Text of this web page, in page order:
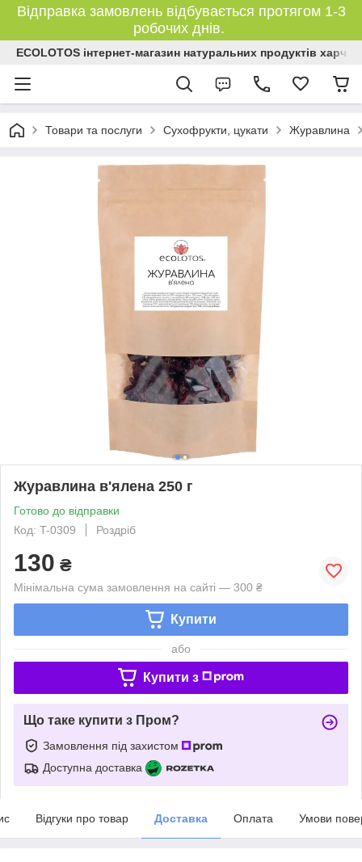
Відправка замовлень відбувається протягом 1-3
робочих днів.
ECOLOTOS інтернет-магазин натуральних продуктів
Товари та послуги Сухофрукти, цукати Журавлина
Журавлина в'ялена 250 г
Готово до відправки
Код: T-0309
Роздріб
130 ₴
Мінімальна сума замовлення на сайті — 300 ₴
Купити
або
Купити з
Що таке купити з Пром?
Замовлення під захистом
Доступна доставка
Відгуки про товар Доставка Оплата Умови